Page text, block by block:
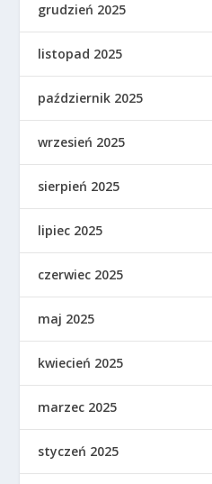
grudzień 2025
listopad 2025
październik 2025
wrzesień 2025
sierpień 2025
lipiec 2025
czerwiec 2025
maj 2025
kwiecień 2025
marzec 2025
styczeń 2025